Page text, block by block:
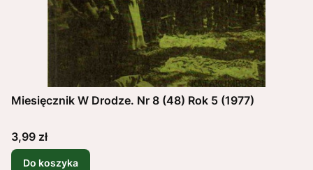
Miesięcznik W Drodze. Nr 8 (48) Rok 5 (1977)
Cena
3,99 zł
Do koszyka